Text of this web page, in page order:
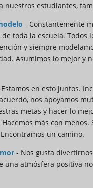
nuestros estudiantes,
- Constantemente
toda la escuela. Todos
y siempre
Asumimos lo mejor y
Estamos en esto juntos.
nos apoyamos
metas y hacer lo
más con menos.
un camino.
- Nos gusta
una atmósfera positiva